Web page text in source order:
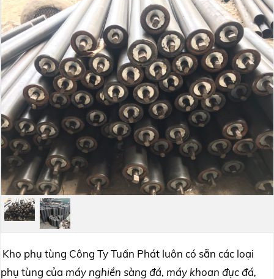
Kho phụ tùng Công Ty Tuấn Phát luôn có sẵn các loại
phụ tùng của máy nghiền sàng đá, máy khoan đục đá,